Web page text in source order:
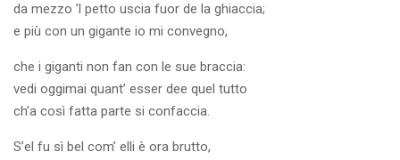
da mezzo ’l petto uscia fuor de la ghiaccia;
e più con un gigante io mi convegno,
che i giganti non fan con le sue braccia:
vedi oggimai quant’ esser dee quel tutto
ch’a così fatta parte si confaccia.
S’el fu sì bel com’ elli è ora brutto,